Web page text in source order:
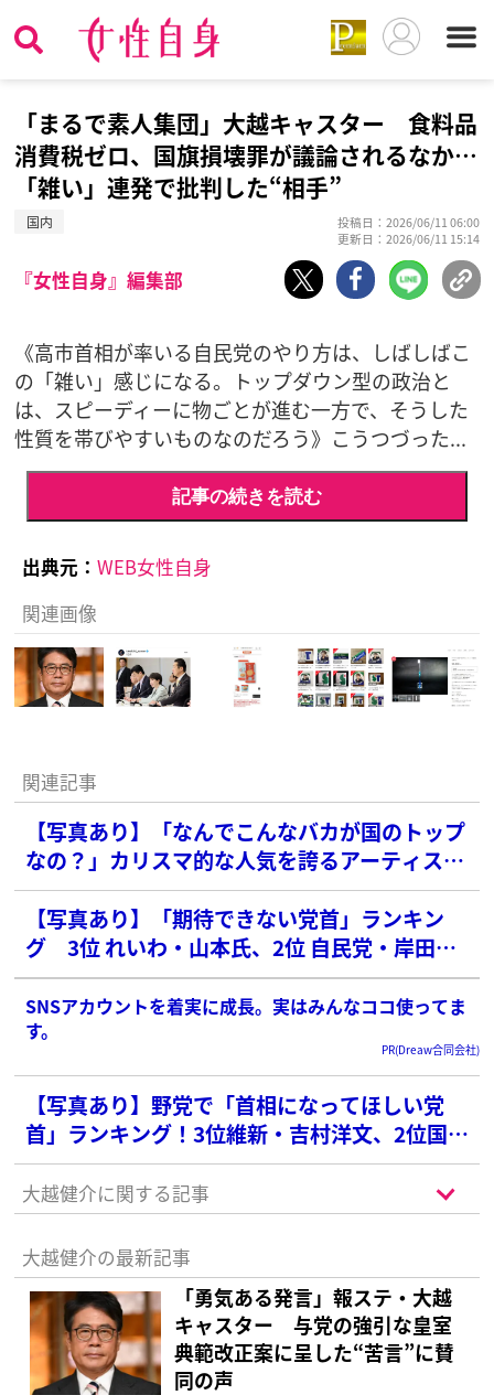
「まるで素人集団」大越キャスター 食料品
消費税ゼロ、国旗損壊罪が議論されるなか…
「雑い」連発で批判した“相手”
国内
投稿日：2026/06/11 06:00
更新日：2026/06/11 15:14
『女性自身』編集部
《高市首相が率いる自民党のやり方は、しばしばこ
の「雑い」感じになる。トップダウン型の政治と
は、スピーディーに物ごとが進む一方で、そうした
性質を帯びやすいものなのだろう》こうつづった...
記事の続きを読む
出典元： WEB女性自身
関連画像
関連記事
【写真あり】「なんでこんなバカが国のトップ
なの？」カリスマ的な人気を誇るアーティス
ト 高市首相の“洋服選び”投稿に怒り爆発
【写真あり】「期待できない党首」ランキン
グ 3位 れいわ・山本氏、2位 自民党・岸田首
相を抑えた圧倒的1位は？
SNSアカウントを着実に成長。実はみんなココ使ってま
す。
PR(Dreaw合同会社)
【写真あり】野党で「首相になってほしい党
首」ランキング！3位維新・吉村洋文、2位国
民・玉木雄一郎を抑えた1位は？
大越健介に関する記事
大越健介の最新記事
「勇気ある発言」報ステ・大越
キャスター 与党の強引な皇室
典範改正案に呈した“苦言”に賛
同の声